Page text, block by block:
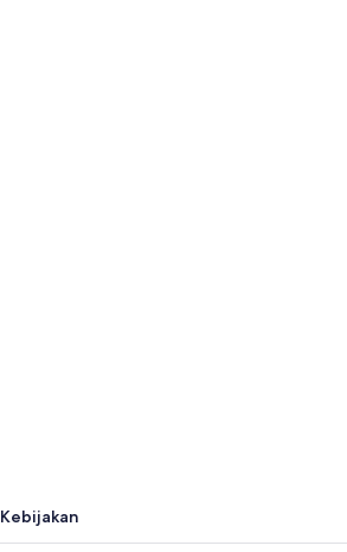
Kebijakan